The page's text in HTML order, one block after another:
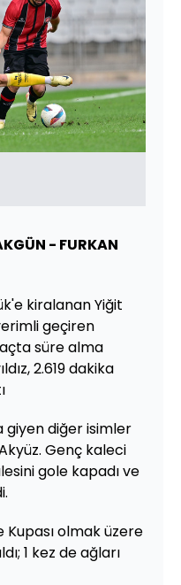
- FURKAN
kiralanan Yiğit
geçiren
süre alma
2.619 dakika
giyen diğer isimler
Genç kaleci
gole kapadı ve
olmak üzere
1 kez de ağları